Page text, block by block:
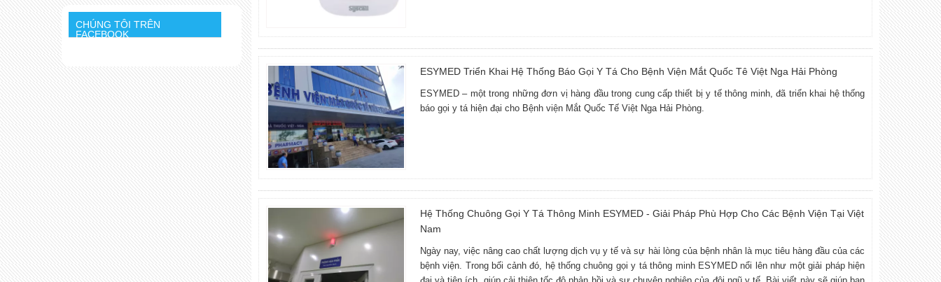
CHÚNG TÔI TRÊN
FACEBOOK
ESYMED Triển Khai Hệ Thống Báo Gọi Y Tá Cho Bệnh Viện Mắt Quốc Tê Việt Nga Hải Phòng
ESYMED – một trong những đơn vị hàng đầu trong cung cấp thiết bị y tế thông minh, đã triển khai hệ thống
báo gọi y tá hiện đại cho Bệnh viện Mắt Quốc Tế Việt Nga Hải Phòng.
Hệ Thống Chuông Gọi Y Tá Thông Minh ESYMED - Giải Pháp Phù Hợp Cho Các Bệnh Viện Tại Việt
Nam
Ngày nay, việc nâng cao chất lượng dịch vụ y tế và sự hài lòng của bệnh nhân là mục tiêu hàng đầu của các
bệnh viện. Trong bối cảnh đó, hệ thống chuông gọi y tá thông minh ESYMED nổi lên như một giải pháp hiện
đại và tiện ích, giúp cải thiện tốc độ phản hồi và sự chuyên nghiệp của đội ngũ y tế. Bài viết này sẽ giúp bạn